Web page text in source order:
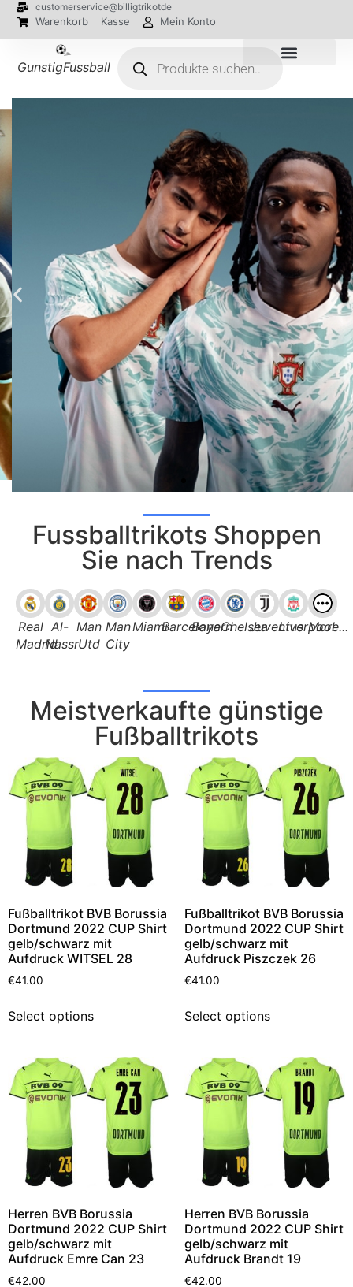
customerservice@billigtrikotde
Warenkorb Kasse Mein Konto
GunstigFussballTrikot
Fussballtrikots Shoppen
Sie nach Trends
Real
Madrid
Al-
Nassr
Man
Utd
Man
City
MiamiBarcelona
BayernChelseaJuventusLiverpool
More...
Meistverkaufte günstige
Fußballtrikots
Fußballtrikot BVB Borussia
Dortmund 2022 CUP Shirt
gelb/schwarz mit
Aufdruck WITSEL 28
€41.00
Select options
Fußballtrikot BVB Borussia
Dortmund 2022 CUP Shirt
gelb/schwarz mit
Aufdruck Piszczek 26
€41.00
Select options
Herren BVB Borussia
Dortmund 2022 CUP Shirt
gelb/schwarz mit
Aufdruck Emre Can 23
€42.00
Herren BVB Borussia
Dortmund 2022 CUP Shirt
gelb/schwarz mit
Aufdruck Brandt 19
€42.00